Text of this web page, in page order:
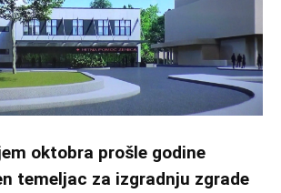
oktobra prošle godine
temeljac za izgradnju zgrade